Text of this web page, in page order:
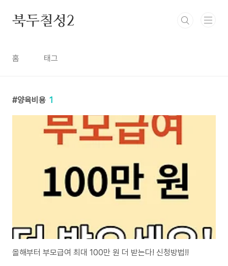
북두칠성2
홈 태그
양육비용 1
올해부터 부모급여 최대 100만 원 더 받는다! 신청방법!!